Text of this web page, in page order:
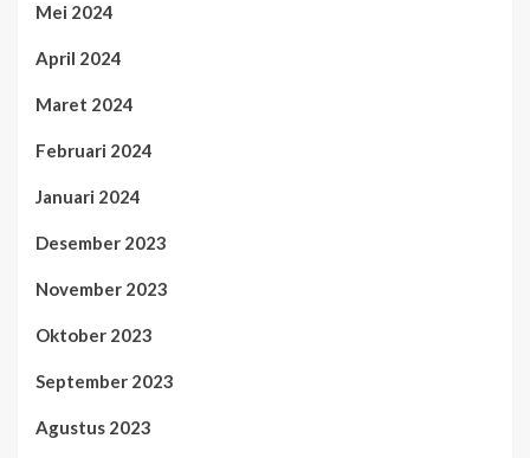
Mei 2024
April 2024
Maret 2024
Februari 2024
Januari 2024
Desember 2023
November 2023
Oktober 2023
September 2023
Agustus 2023